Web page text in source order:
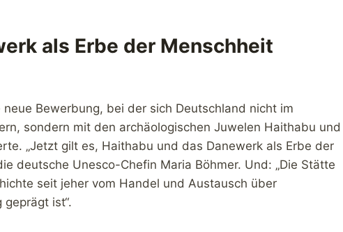
als Erbe der Menschheit
Bewerbung, bei der sich Deutschland nicht im
sondern mit den archäologischen Juwelen Haithabu und
„Jetzt gilt es, Haithabu und das Danewerk als Erbe der
deutsche Unesco-Chefin Maria Böhmer. Und: „Die Stätte
seit jeher vom Handel und Austausch über
ist“.